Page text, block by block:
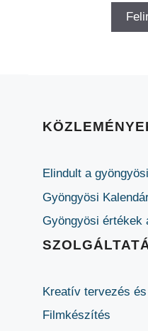
Elindult a
Gyöngyösi
Gyöngyösi értékek
Kreatív tervezés
Filmkészítés